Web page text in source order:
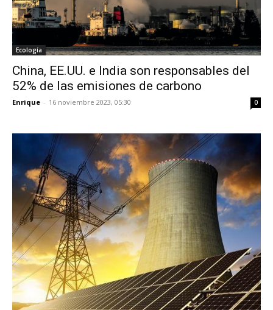
Ecología
China, EE.UU. e India son responsables del
52% de las emisiones de carbono
Enrique - 16 noviembre 2023, 05:30 0